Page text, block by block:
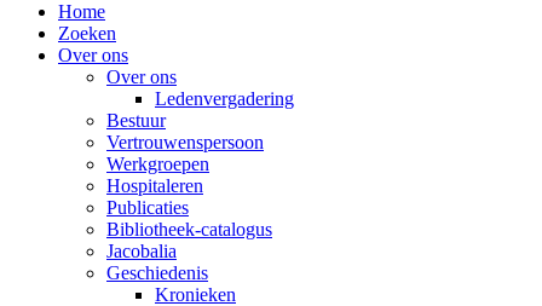
Home
Zoeken
Over ons
Over ons
Ledenvergadering
Bestuur
Vertrouwenspersoon
Werkgroepen
Hospitaleren
Publicaties
Bibliotheek-catalogus
Jacobalia
Geschiedenis
Kronieken